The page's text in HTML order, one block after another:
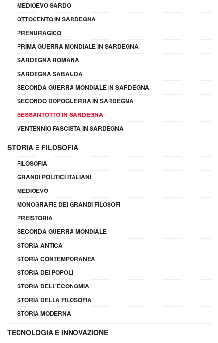
MEDIOEVO SARDO
OTTOCENTO IN SARDEGNA
PRENURAGICO
PRIMA GUERRA MONDIALE IN SARDEGNA
SARDEGNA ROMANA
SARDEGNA SABAUDA
SECONDA GUERRA MONDIALE IN SARDEGNA
SECONDO DOPOGUERRA IN SARDEGNA
SESSANTOTTO IN SARDEGNA
VENTENNIO FASCISTA IN SARDEGNA
STORIA E FILOSOFIA
FILOSOFIA
GRANDI POLITICI ITALIANI
MEDIOEVO
MONOGRAFIE DEI GRANDI FILOSOFI
PREISTORIA
SECONDA GUERRA MONDIALE
STORIA ANTICA
STORIA CONTEMPORANEA
STORIA DEI POPOLI
STORIA DELL'ECONOMIA
STORIA DELLA FILOSOFIA
STORIA MODERNA
TECNOLOGIA E INNOVAZIONE